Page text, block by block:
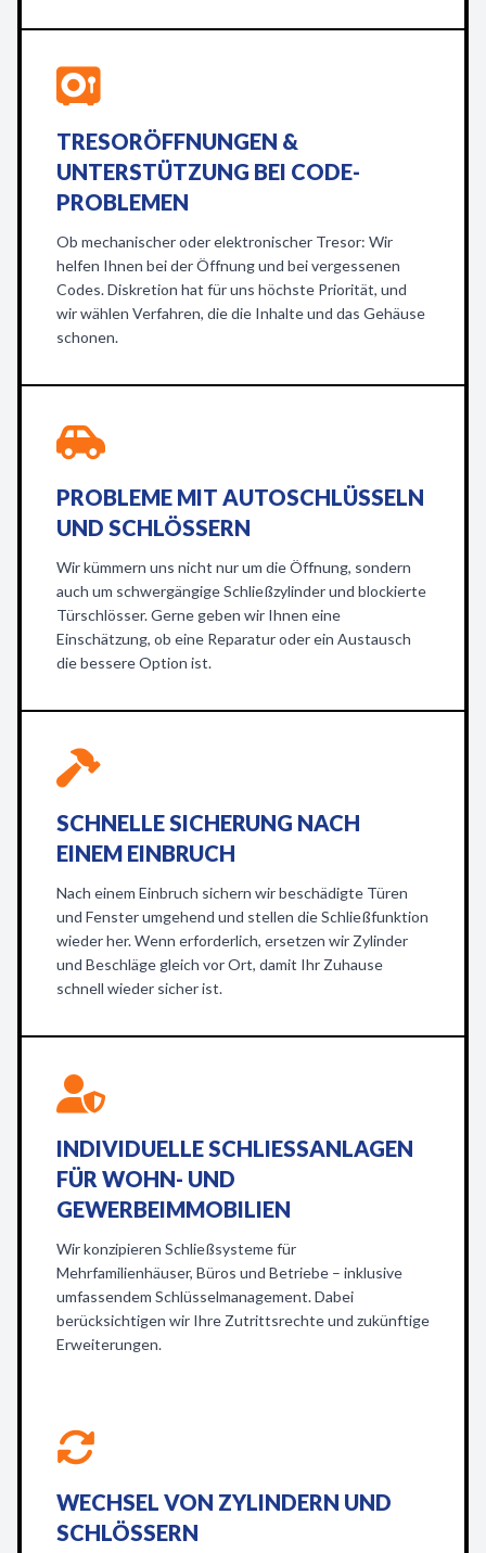
TRESORÖFFNUNGEN &
UNTERSTÜTZUNG BEI CODE-
PROBLEMEN
Ob mechanischer oder elektronischer Tresor: Wir
helfen Ihnen bei der Öffnung und bei vergessenen
Codes. Diskretion hat für uns höchste Priorität, und
wir wählen Verfahren, die die Inhalte und das Gehäuse
schonen.
PROBLEME MIT AUTOSCHLÜSSELN
UND SCHLÖSSERN
Wir kümmern uns nicht nur um die Öffnung, sondern
auch um schwergängige Schließzylinder und blockierte
Türschlösser. Gerne geben wir Ihnen eine
Einschätzung, ob eine Reparatur oder ein Austausch
die bessere Option ist.
SCHNELLE SICHERUNG NACH
EINEM EINBRUCH
Nach einem Einbruch sichern wir beschädigte Türen
und Fenster umgehend und stellen die Schließfunktion
wieder her. Wenn erforderlich, ersetzen wir Zylinder
und Beschläge gleich vor Ort, damit Ihr Zuhause
schnell wieder sicher ist.
INDIVIDUELLE SCHLIESSANLAGEN F
ÜR WOHN- UND G
EWERBEIMMOBILIEN
Wir konzipieren Schließsysteme für
Mehrfamilienhäuser, Büros und Betriebe – inklusive
umfassendem Schlüsselmanagement. Dabei
berücksichtigen wir Ihre Zutrittsrechte und zukünftige
Erweiterungen.
WECHSEL VON ZYLINDERN UND
SCHLÖSSERN